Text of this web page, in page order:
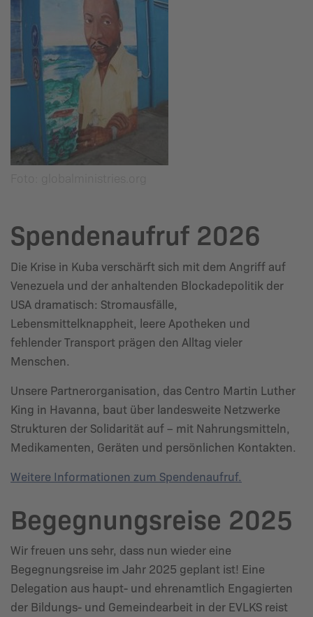
Spendenaufruf 2026
Die Krise in Kuba verschärft sich mit dem Angriff auf
Venezuela und der anhaltenden Blockadepolitik der
USA dramatisch: Stromausfälle,
Lebensmittelknappheit, leere Apotheken und
fehlender Transport prägen den Alltag vieler
Menschen.
Unsere Partnerorganisation, das Centro Martin Luther
King in Havanna, baut über landesweite Netzwerke
Strukturen der Solidarität auf – mit Nahrungsmitteln,
Medikamenten, Geräten und persönlichen Kontakten.
Weitere Informationen zum Spendenaufruf.
Begegnungsreise 2025
Wir freuen uns sehr, dass nun wieder eine
Begegnungsreise im Jahr 2025 geplant ist! Eine
Delegation aus haupt- und ehrenamtlich Engagierten
der Bildungs- und Gemeindearbeit in der EVLKS reist